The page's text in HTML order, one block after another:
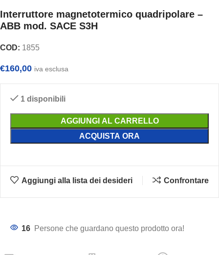
Interruttore magnetotermico quadripolare –
ABB mod. SACE S3H
COD: 1855
€160,00 iva esclusa
1 disponibili
AGGIUNGI AL CARRELLO
ACQUISTA ORA
Aggiungi alla lista dei desideri Confrontare
16 Persone che guardano questo prodotto ora!